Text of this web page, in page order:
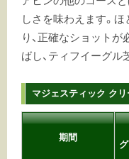
しさを味わえます。
り、正確なショット
ばし、ティフイーグル
マジェスティック ク
期間